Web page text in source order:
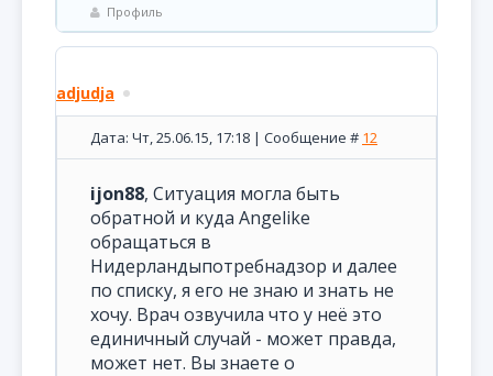
Профиль
adjudja
Дата: Чт, 25.06.15, 17:18 | Сообщение # 12
ijon88, Ситуация могла быть
обратной и куда Angelikе
обращаться в
Нидерландыпотребнадзор и далее
по списку, я его не знаю и знать не
хочу. Врач озвучила что у неё это
единичный случай - может правда,
может нет. Вы знаете о